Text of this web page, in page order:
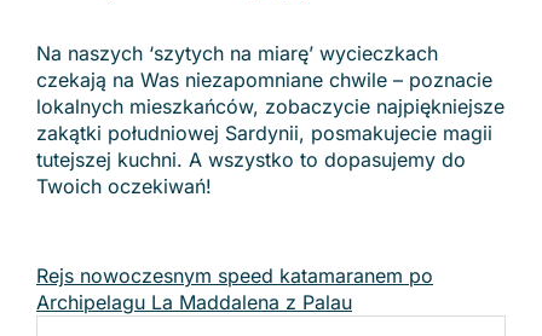
Na naszych ‘szytych na miarę’ wycieczkach
czekają na Was niezapomniane chwile – poznacie
lokalnych mieszkańców, zobaczycie najpiękniejsze
zakątki południowej Sardynii, posmakujecie magii
tutejszej kuchni. A wszystko to dopasujemy do
Twoich oczekiwań!
Rejs nowoczesnym speed katamaranem po
Archipelagu La Maddalena z Palau